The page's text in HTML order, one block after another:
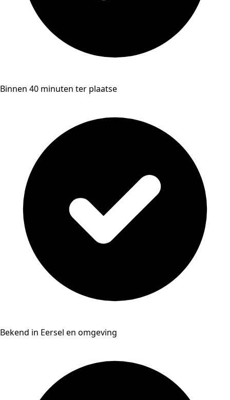
Binnen 40 minuten ter plaatse
Bekend in Eersel en omgeving